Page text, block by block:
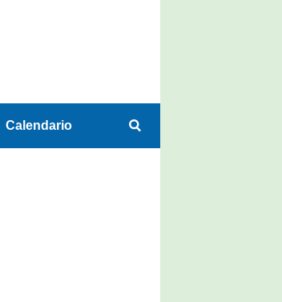
Calendario